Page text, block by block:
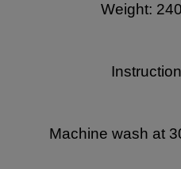
Weight:
Machine wash at